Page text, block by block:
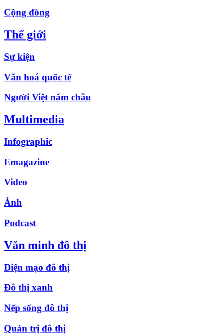
Cộng đồng
Thế giới
Sự kiện
Văn hoá quốc tế
Người Việt năm châu
Multimedia
Infographic
Emagazine
Video
Ảnh
Podcast
Văn minh đô thị
Diện mạo đô thị
Đô thị xanh
Nếp sống đô thị
Quản trị đô thị